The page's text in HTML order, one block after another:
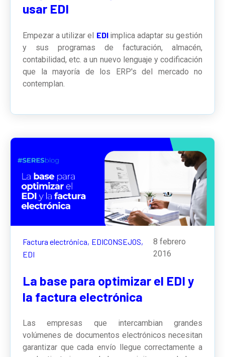
usar EDI
Empezar a utilizar el EDI implica adaptar su gestión
y sus programas de facturación, almacén,
contabilidad, etc. a un nuevo lenguaje y codificación
que la mayoría de los ERP's del mercado no
contemplan.
Factura electrónica, EDICONSEJOS,
EDI
8 febrero
2016
La base para optimizar el EDI y
la factura electrónica
Las empresas que intercambian grandes
volúmenes de documentos electrónicos necesitan
garantizar que cada envío llegue correctamente a